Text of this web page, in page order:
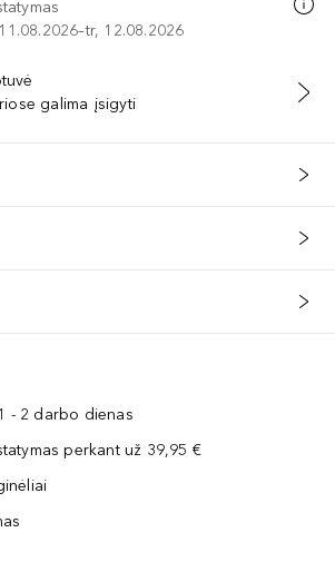
12.08.2026
PRIDĖTI Į KREPŠELĮ
galima įsigyti
- 2 darbo dienas
perkant už 39,95 €